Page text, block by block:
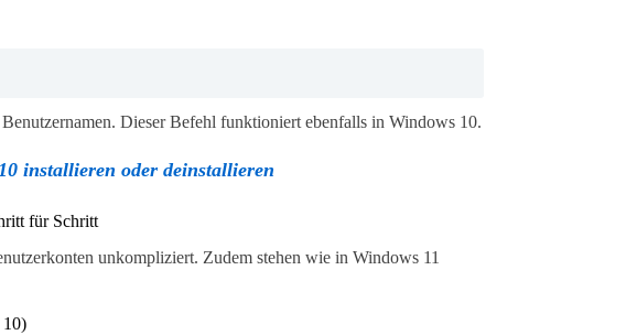
Dieser Befehl funktioniert ebenfalls in Windows 10.
installieren oder deinstallieren
für Schritt
unkompliziert. Zudem stehen wie in Windows 11
10)